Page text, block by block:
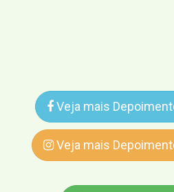
Veja mais
Veja mais